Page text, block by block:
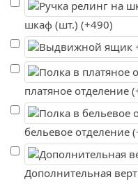
шкаф (шт.) (+490)
платяное отделение
бельевое отделение
Дополнительная